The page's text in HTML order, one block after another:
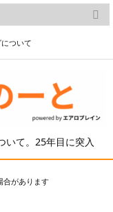
いて。25年目に突入

メニュー

検索
ついて
合があります